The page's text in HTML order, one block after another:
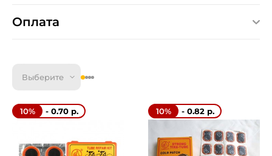
Оплата
Выберите
10% - 0.70 р. 10% - 0.82 р.